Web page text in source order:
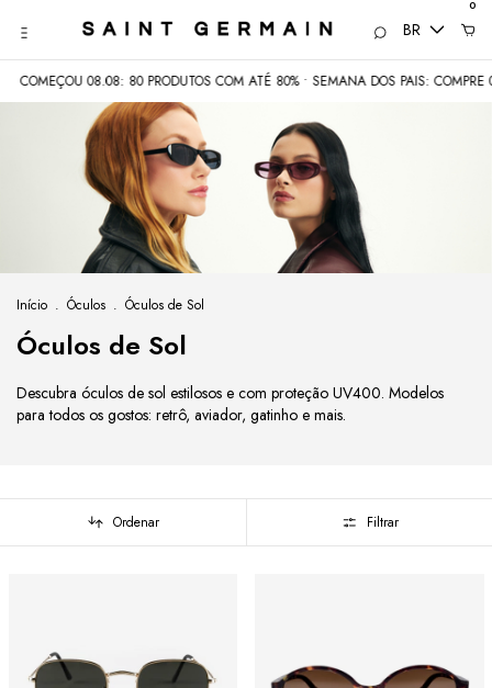
BR
0
08.08: 80 PRODUTOS COM ATÉ 80% • SEMANA DOS PAIS: COMPRE 02 E
Início . Óculos . Óculos de Sol
Óculos de Sol
Descubra óculos de sol estilosos e com proteção UV400. Modelos
para todos os gostos: retrô, aviador, gatinho e mais.
Ordenar Filtrar